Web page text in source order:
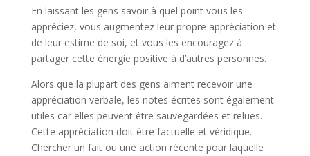
En laissant les gens savoir à quel point vous les
appréciez, vous augmentez leur propre appréciation et
de leur estime de soi, et vous les encouragez à
partager cette énergie positive à d’autres personnes.
Alors que la plupart des gens aiment recevoir une
appréciation verbale, les notes écrites sont également
utiles car elles peuvent être sauvegardées et relues.
Cette appréciation doit être factuelle et véridique.
Chercher un fait ou une action récente pour laquelle